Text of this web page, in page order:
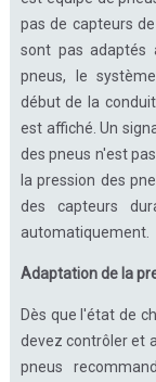
pas de capteurs
sont pas adaptés
pneus, le
début de la
est affiché. Un
des pneus n'est
la pression des
des capteurs
automatiquement.
Adaptation de la
Dès que l'état de
devez contrôler et
pneus